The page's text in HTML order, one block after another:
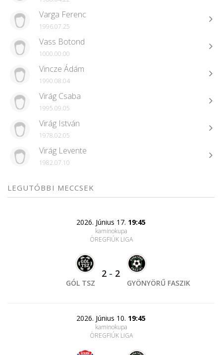
Varga Ferenc
1996.07.25
Vass Botond
1000.00.00
Vincze Ádám
1990.08.04
Virág Csaba
1995.09.05
Virág István
1978.02.05
Virág Levente
1982.07.10
LEGUTÓBBI MECCSEK
2026. Június 17. 19:45
kaminokupa
ÖREGFIÚK LIGA
GÓL TSZ
2 - 2
GYÖNYÖRŰ FASZIK
2026. Június 10. 19:45
kaminokupa
ÖREGFIÚK LIGA